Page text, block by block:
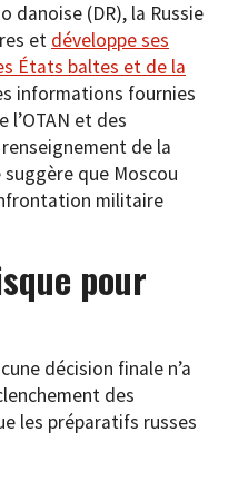
danoise (DR), la Russie
et développe ses
États baltes et de la
informations fournies
l’OTAN et des
de la
que Moscou
militaire
pour
décision finale n’a
des
les préparatifs russes